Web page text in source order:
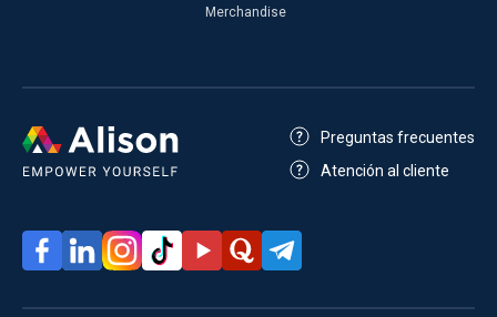
Merchandise
Preguntas frecuentes
Atención al cliente